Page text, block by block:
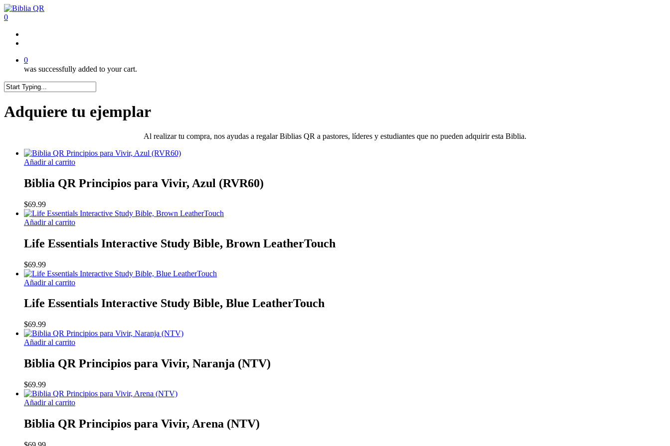
Skip
to
content
0
0
was successfully added to your cart.
Search
Adquiere tu ejemplar
Al realizar tu compra, nos ayudas a regalar Biblias QR a pastores, líderes y estudiantes que no pueden adquirir esta Biblia.
Añadir al carrito
Biblia QR Principios para Vivir, Azul (RVR60)
$69.99
Añadir al carrito
Life Essentials Interactive Study Bible, Brown LeatherTouch
$69.99
Añadir al carrito
Life Essentials Interactive Study Bible, Blue LeatherTouch
$69.99
Añadir al carrito
Biblia QR Principios para Vivir, Naranja (NTV)
$69.99
Añadir al carrito
Biblia QR Principios para Vivir, Arena (NTV)